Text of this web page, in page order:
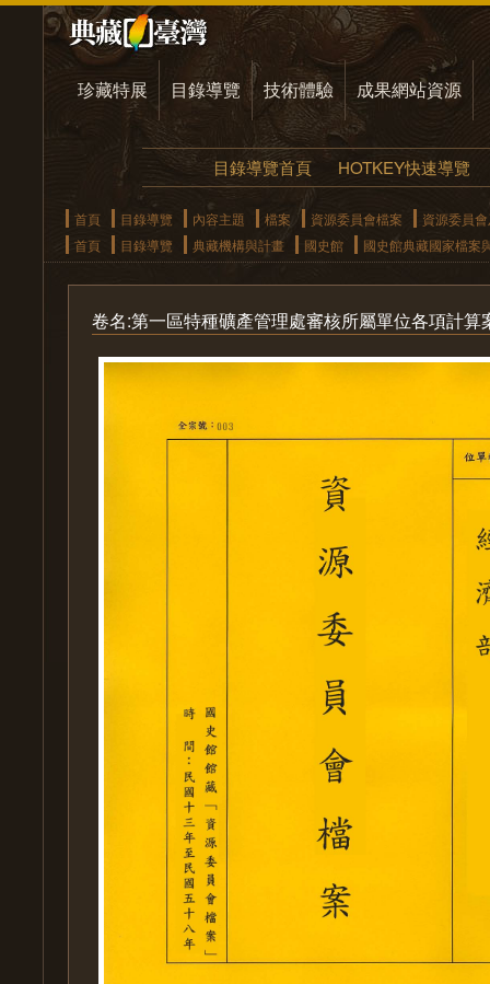
珍藏特展 目錄導覽 技術體驗 成果網站資源
目錄導覽首頁 HOTKEY快速導覽
首頁 目錄導覽 內容主題 檔案 資源委員會檔案
資源委員
首頁
目錄導覽 典藏機構與計畫 國史館 國史館典藏國家檔案
卷名:第一區特種礦產管理處審核所屬單位各項計算